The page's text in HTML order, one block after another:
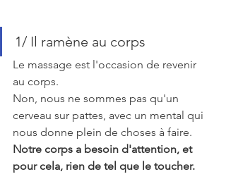
1/ Il ramène au corps
Le massage est l'occasion de revenir
au corps.
Non, nous ne sommes pas qu'un
cerveau sur pattes, avec un mental qui
nous donne plein de choses à faire.
Notre corps a besoin d'attention, et
pour cela, rien de tel que le toucher.